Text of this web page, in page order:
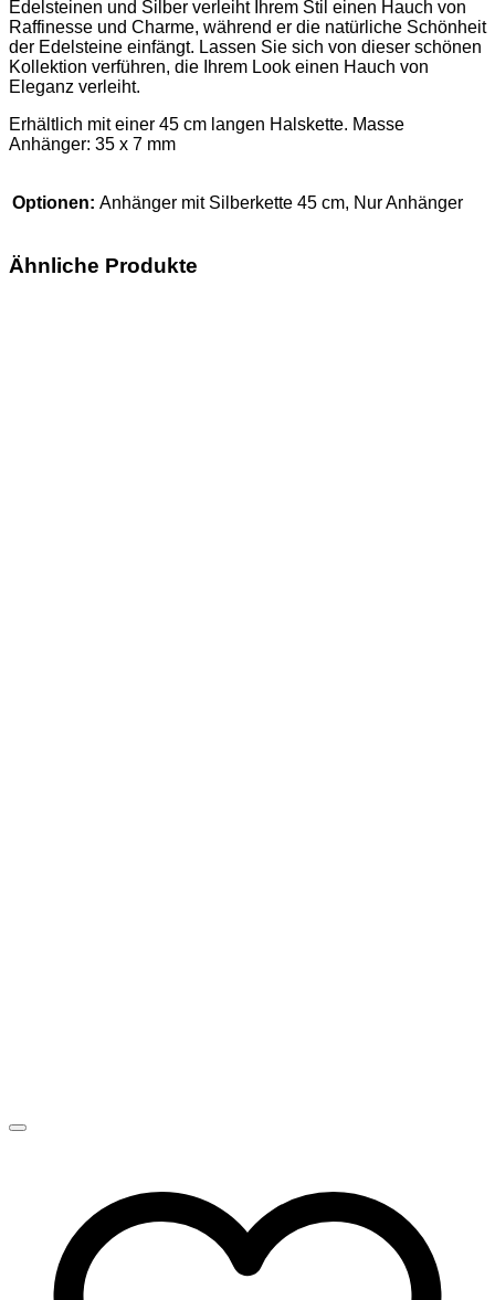
Edelsteinen und Silber verleiht Ihrem Stil einen Hauch von
Raffinesse und Charme, während er die natürliche Schönheit
der Edelsteine einfängt. Lassen Sie sich von dieser schönen
Kollektion verführen, die Ihrem Look einen Hauch von
Eleganz verleiht.
Erhältlich mit einer 45 cm langen Halskette. Masse
Anhänger: 35 x 7 mm
Optionen: Anhänger mit Silberkette 45 cm, Nur Anhänger
Ähnliche Produkte